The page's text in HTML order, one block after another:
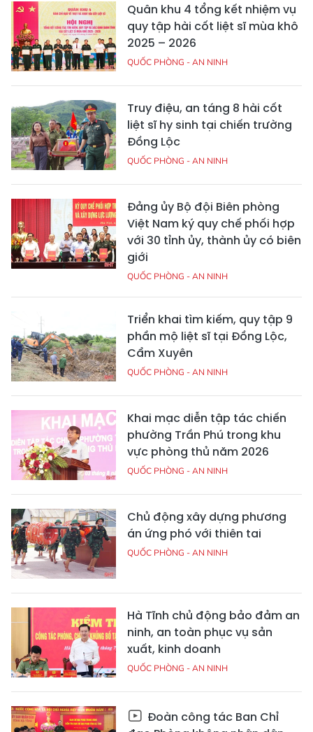
Quân khu 4 tổng kết nhiệm vụ
quy tập hài cốt liệt sĩ mùa khô
2025 – 2026
QUỐC PHÒNG - AN NINH
Truy điệu, an táng 8 hài cốt
liệt sĩ hy sinh tại chiến trường
Đồng Lộc
QUỐC PHÒNG - AN NINH
Đảng ủy Bộ đội Biên phòng
Việt Nam ký quy chế phối hợp
với 30 tỉnh ủy, thành ủy có biên
giới
QUỐC PHÒNG - AN NINH
Triển khai tìm kiếm, quy tập 9
phần mộ liệt sĩ tại Đồng Lộc,
Cẩm Xuyên
QUỐC PHÒNG - AN NINH
Khai mạc diễn tập tác chiến
phường Trần Phú trong khu
vực phòng thủ năm 2026
QUỐC PHÒNG - AN NINH
Chủ động xây dựng phương
án ứng phó với thiên tai
QUỐC PHÒNG - AN NINH
Hà Tĩnh chủ động bảo đảm an
ninh, an toàn phục vụ sản
xuất, kinh doanh
QUỐC PHÒNG - AN NINH
Đoàn công tác Ban Chỉ